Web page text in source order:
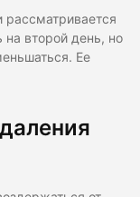
рассматривается
второй день, но
Ее